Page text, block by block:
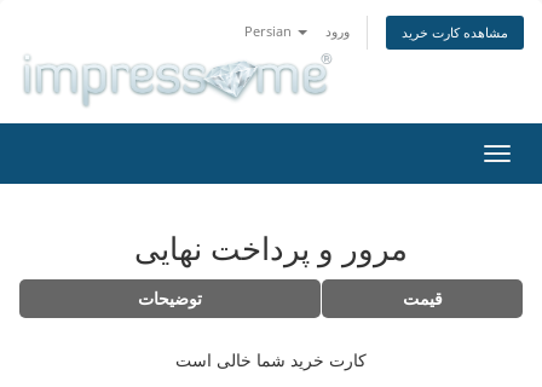
Persian ورود مشاهده کارت خرید
تغییر
مرور و پرداخت نهایی
توضیحات قیمت
کارت خرید شما خالی است